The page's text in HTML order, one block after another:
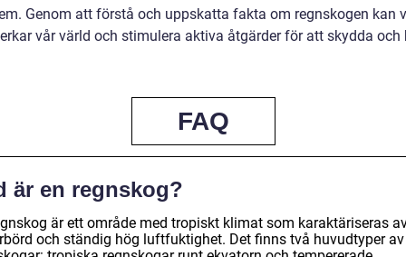
Genom att förstå och uppskatta fakta om regnskogen kan
vår värld och stimulera aktiva åtgärder för att skydda och
FAQ
är en regnskog?
är ett område med tropiskt klimat som karaktäriseras
och ständig hög luftfuktighet. Det finns två huvudtyper av